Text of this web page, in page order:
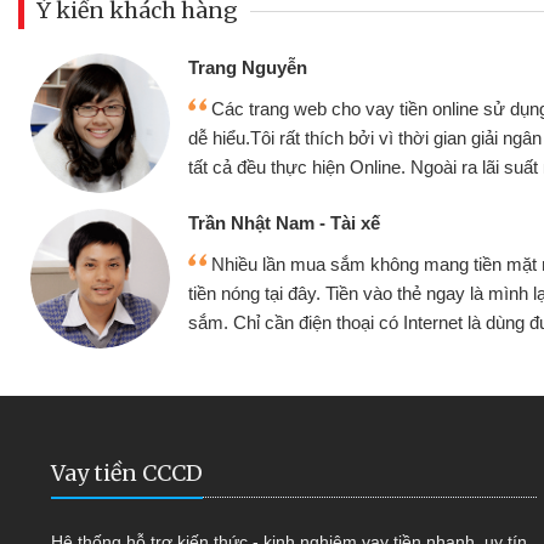
Ý kiến khách hàng
Trang Nguyễn
Các trang web cho vay tiền online sử
dễ hiểu.Tôi rất thích bởi vì thời gian giải
tất cả đều thực hiện Online. Ngoài ra lãi suất
Trần Nhật Nam - Tài xế
Nhiều lần mua sắm không mang tiền
tiền nóng tại đây. Tiền vào thẻ ngay là mình
sắm. Chỉ cần điện thoại có Internet là dùng
Vay tiền CCCD